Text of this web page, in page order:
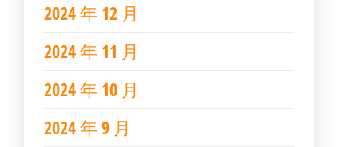
2024 年 12 月
2024 年 11 月
2024 年 10 月
2024 年 9 月